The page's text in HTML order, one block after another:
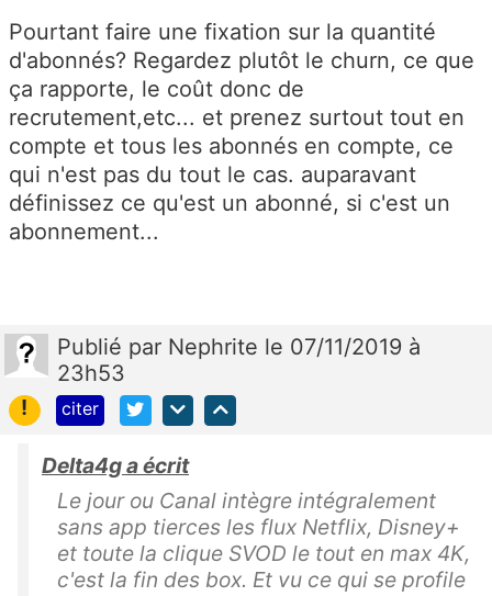
Pourtant faire une fixation sur la quantité
d'abonnés? Regardez plutôt le churn, ce que
ça rapporte, le coût donc de
recrutement,etc... et prenez surtout tout en
compte et tous les abonnés en compte, ce
qui n'est pas du tout le cas. auparavant
définissez ce qu'est un abonné, si c'est un
abonnement...
Publié par Nephrite le 07/11/2019 à
23h53
!
citer
Delta4g a écrit
Le jour ou Canal intègre intégralement
sans app tierces les flux Netflix, Disney+
et toute la clique SVOD le tout en max 4K,
c'est la fin des box. Et vu ce qui se profile